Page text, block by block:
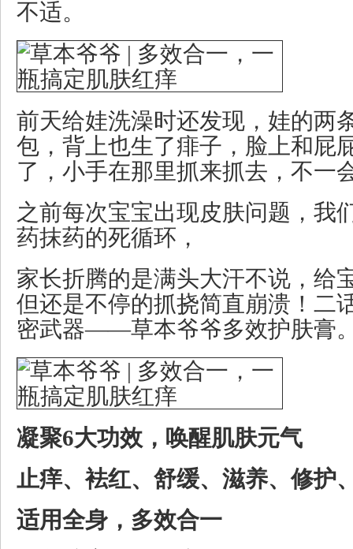
不适。
前天给娃洗澡时还发现，娃的两
包，背上也生了痱子，脸上和屁
了，小手在那里抓来抓去，不一
之前每次宝宝出现皮肤问题，我
药抹药的死循环，
家长折腾的是满头大汗不说，给
但还是不停的抓挠简直崩溃！二
密武器——草本爷爷多效护肤膏
凝聚6大功效，唤醒肌肤元气
止痒、袪红、舒缓、滋养、修护
适用全身，多效合一